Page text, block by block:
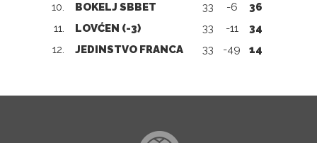
10.
BOKELJ SBBET 33 -6
36
11.
LOVĆEN (-3) 33 -11
34
12.
JEDINSTVO FRANCA 33 -49 14